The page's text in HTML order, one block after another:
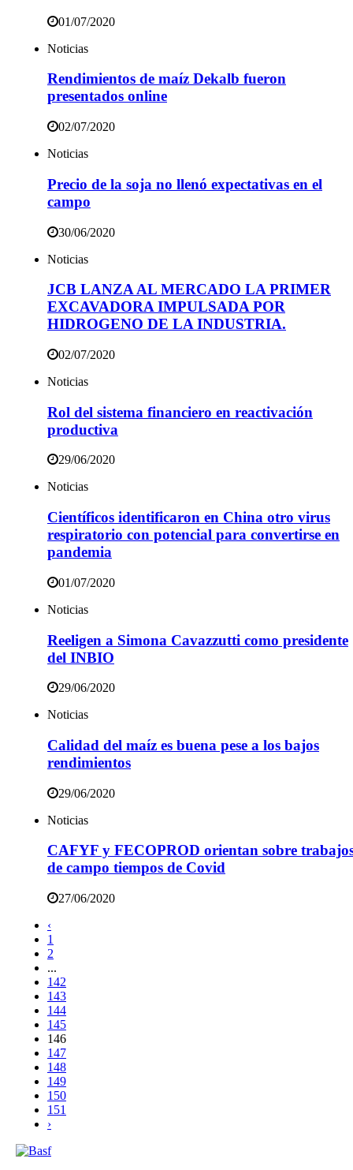
01/07/2020
Noticias
Rendimientos de maíz Dekalb fueron
presentados online
02/07/2020
Noticias
Precio de la soja no llenó expectativas en el
campo
30/06/2020
Noticias
JCB LANZA AL MERCADO LA PRIMER
EXCAVADORA IMPULSADA POR
HIDROGENO DE LA INDUSTRIA.
02/07/2020
Noticias
Rol del sistema financiero en reactivación
productiva
29/06/2020
Noticias
Científicos identificaron en China otro virus
respiratorio con potencial para convertirse en
pandemia
01/07/2020
Noticias
Reeligen a Simona Cavazzutti como presidente
del INBIO
29/06/2020
Noticias
Calidad del maíz es buena pese a los bajos
rendimientos
29/06/2020
Noticias
CAFYF y FECOPROD orientan sobre
de campo tiempos de Covid
27/06/2020
‹
1
2
...
142
143
144
145
146
147
148
149
150
151
›